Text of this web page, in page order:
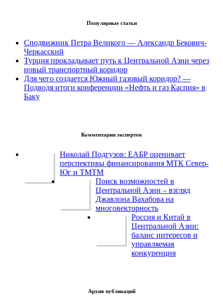
Популярные статьи
Сподвижник Петра Великого — Александр Бекович-
Черкасский
Турция прокладывает путь к Центральной Азии через
новый транспортный коридор
Для чего создается Южный газовый коридор? —
Подводя итоги конференции «Нефть и газ Каспия» в
Баку
Комментарии экспертов
Николай Подгузов: ЕАБР оценивает
перспективы финансирования МТК Север-
Юг и ТМТМ
Поиск возможностей в
Центральной Азии – взгляд
Джавлона Вахабова на
многовекторность
Россия и Китай в
Центральной Азии:
баланс интересов и
управляемая
конкуренция
Архив публикаций